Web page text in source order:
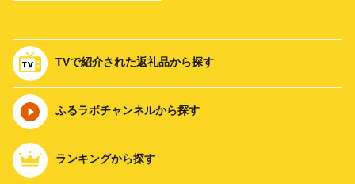
TVで紹介された返礼品から探す
ふるラボチャンネルから探す
ランキングから探す